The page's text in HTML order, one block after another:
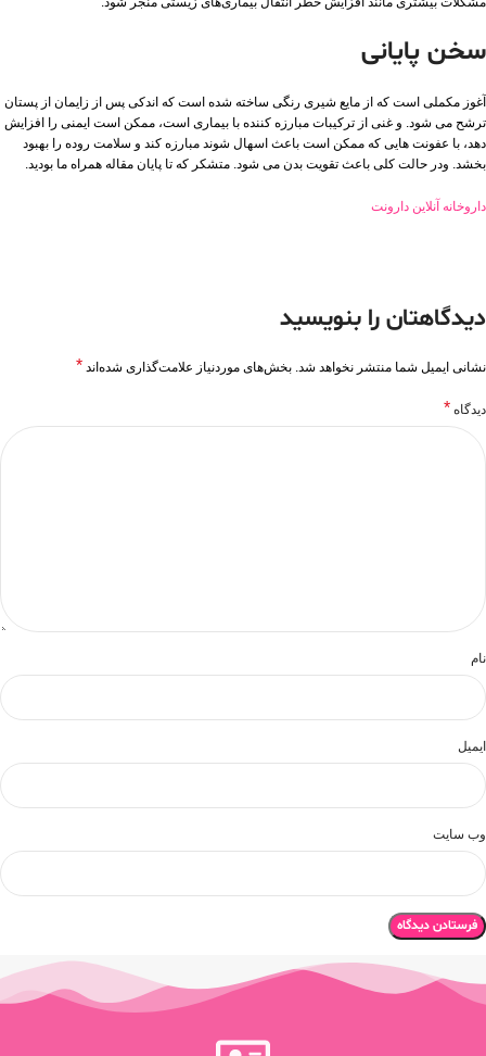
سخن پایانی
آغوز مکملی است که از مایع شیری رنگی ساخته شده است که اندکی پس از زایمان از پستان
ترشح می شود. و غنی از ترکیبات مبارزه کننده با بیماری است، ممکن است ایمنی را افزایش
دهد، با عفونت هایی که ممکن است باعث اسهال شوند مبارزه کند و سلامت روده را بهبود
بخشد. ودر حالت کلی باعث تقویت بدن می شود. متشکر که تا پایان مقاله همراه ما بودید.
داروخانه آنلاین دارونت
دیدگاهتان را بنویسید
نشانی ایمیل شما منتشر نخواهد شد. بخش‌های موردنیاز علامت‌گذاری شده‌اند *
دیدگاه *
نام
ایمیل
وب‌ سایت